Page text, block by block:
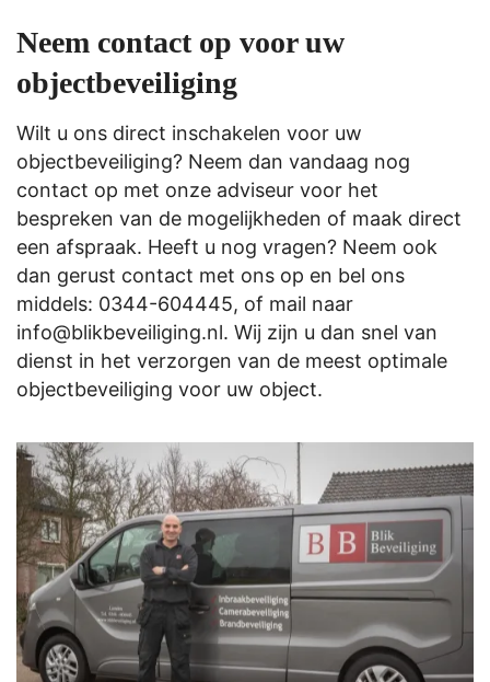
Neem contact op voor uw
objectbeveiliging
Wilt u ons direct inschakelen voor uw
objectbeveiliging? Neem dan vandaag nog
contact op met onze adviseur voor het
bespreken van de mogelijkheden of maak direct
een afspraak. Heeft u nog vragen? Neem ook
dan gerust contact met ons op en bel ons
middels: 0344-604445, of mail naar
info@blikbeveiliging.nl. Wij zijn u dan snel van
dienst in het verzorgen van de meest optimale
objectbeveiliging voor uw object.